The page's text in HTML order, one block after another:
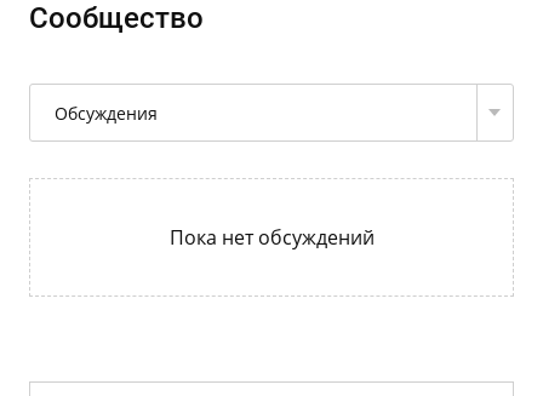
Сообщество
Обсуждения
Пока нет обсуждений